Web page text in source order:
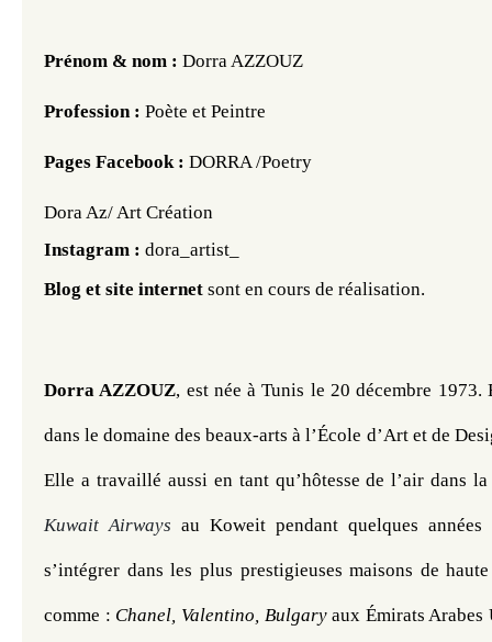
Prénom & nom : Dorra AZZOUZ
Profession : Poète et Peintre
Pages Facebook : DORRA /Poetry
Dora Az/ Art Création
Instagram : dora_artist_
Blog et site internet sont en cours de réalisation.
Dorra AZZOUZ, est née à Tunis le 20 décembre 1973.
dans le domaine des beaux-arts à l’École d’Art et de
Kuwait Airways au Koweit pendant quelques
s’intégrer dans les plus prestigieuses maisons de
comme : Chanel, Valentino, Bulgary aux Émirats Arabes